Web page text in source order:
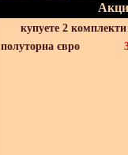
купуете 2
полуторна євро